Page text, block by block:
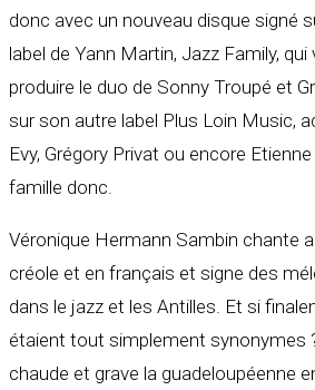
donc avec un nouveau disque signé
label de Yann Martin, Jazz Family,
produire le duo de Sonny Troupé et
sur son autre label Plus Loin Music,
Evy, Grégory Privat ou encore
famille donc.
Véronique Hermann Sambin chante
créole et en français et signe des
dans le jazz et les Antilles. Et si
étaient tout simplement synonymes
chaude et grave la guadeloupéenne